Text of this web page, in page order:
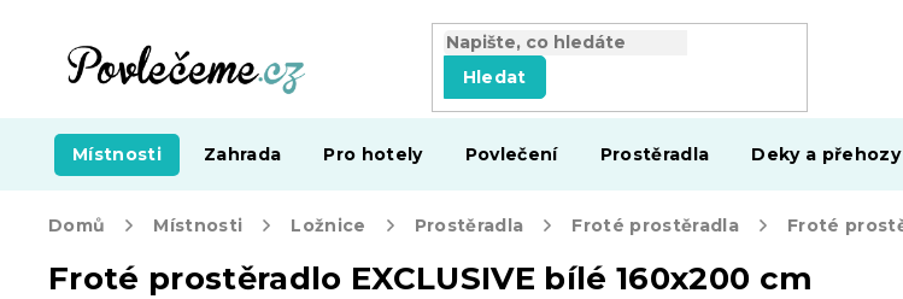
Hledat
Místnosti Zahrada Pro hotely Povlečení Prostěradla Deky a přehozy
Domů Místnosti Ložnice Prostěradla Froté prostěradla
Froté prostěradlo EXCLUSIVE bílé 160x200 cm